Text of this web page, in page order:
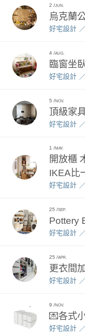
2 JUN.
烏克蘭
好宅設計
4 AUG.
臨窗坐
好宅設計
5 NOV.
頂級家
好宅設計
1 MAY.
開放櫃
IKEA比
好宅設計
25 SEP.
Pottery
好宅設計
25 APR.
更衣間
好宅設計
9 NOV.
💌各式
好宅設計